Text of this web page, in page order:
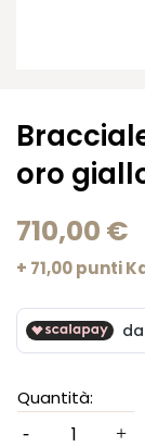
oro
710,00 €
+ 71,00 punti
Quantità: